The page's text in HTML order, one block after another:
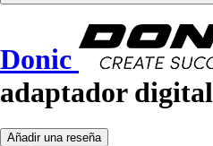
Donic
adaptador digital
Añadir una reseña